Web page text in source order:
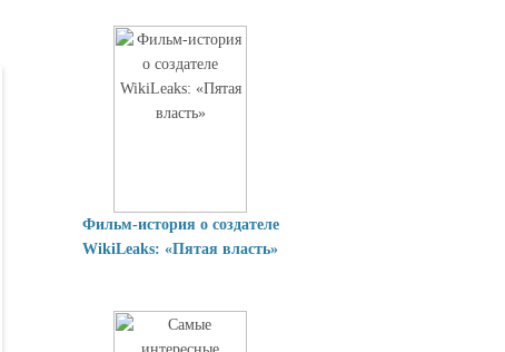
Фильм-история о создателе
WikiLeaks: «Пятая власть»